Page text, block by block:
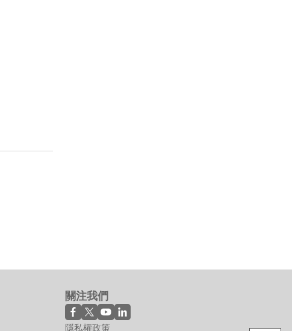
關注我們
隱私權政策